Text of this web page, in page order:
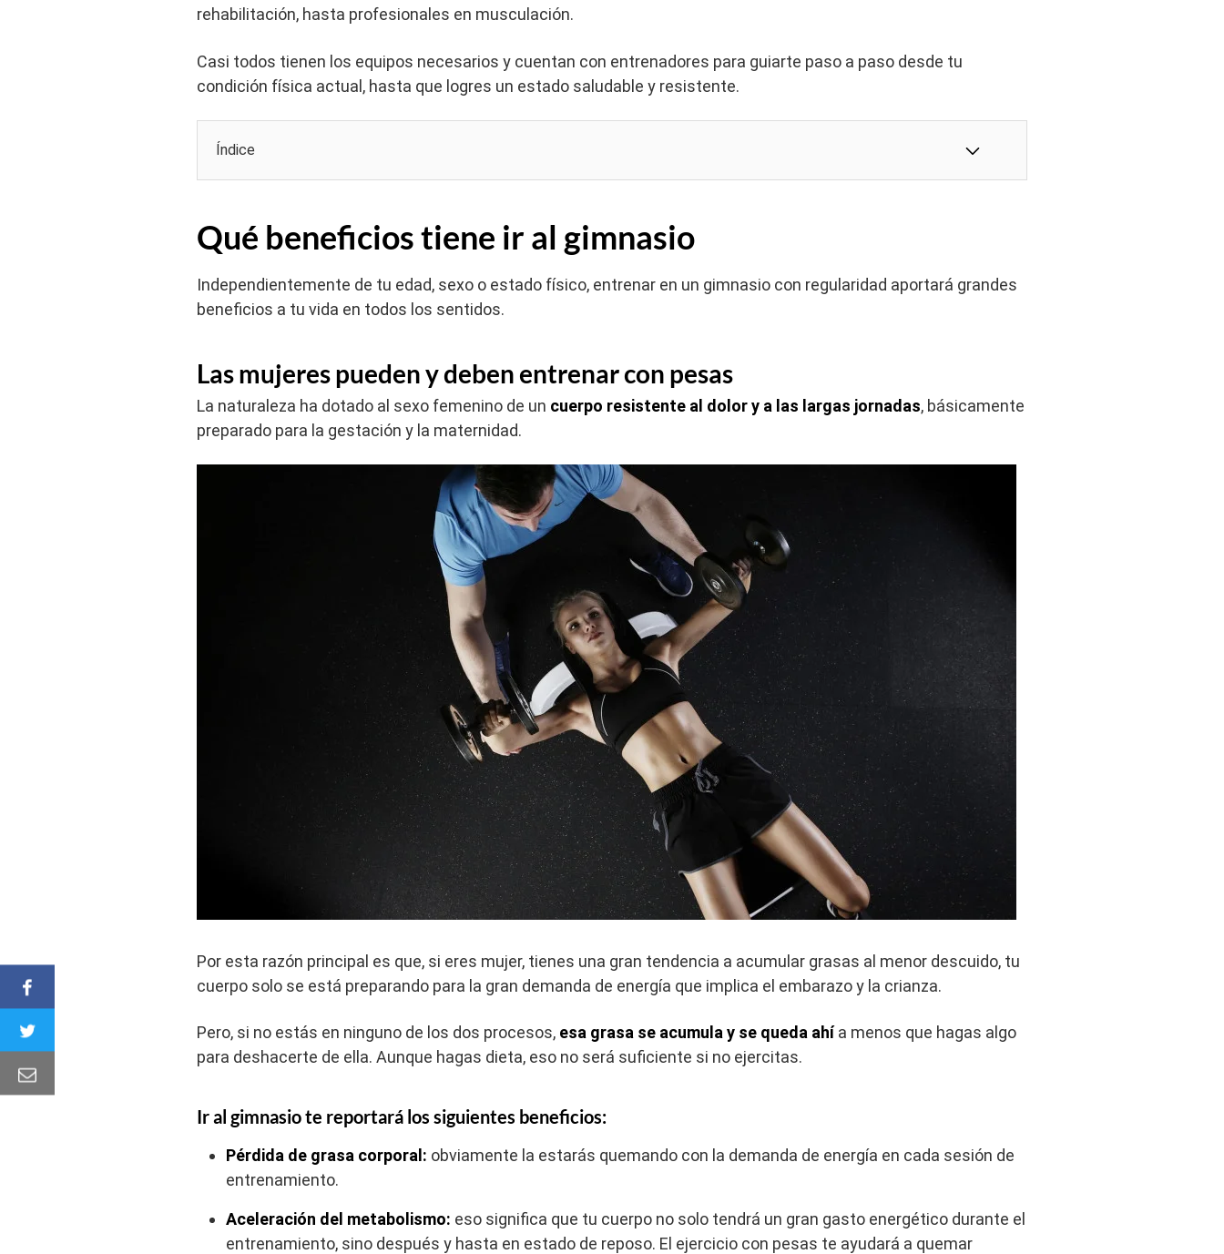
rehabilitación, hasta profesionales en musculación.
Casi todos tienen los equipos necesarios y cuentan con entrenadores para guiarte paso a paso desde tu
condición física actual, hasta que logres un estado saludable y resistente.
Índice
Qué beneficios tiene ir al gimnasio
Independientemente de tu edad, sexo o estado físico, entrenar en un gimnasio con regularidad aportará grandes
beneficios a tu vida en todos los sentidos.
Las mujeres pueden y deben entrenar con pesas
La naturaleza ha dotado al sexo femenino de un cuerpo resistente al dolor y a las largas jornadas, básicamente
preparado para la gestación y la maternidad.
Por esta razón principal es que, si eres mujer, tienes una gran tendencia a acumular grasas al menor descuido, tu
cuerpo solo se está preparando para la gran demanda de energía que implica el embarazo y la crianza.
Pero, si no estás en ninguno de los dos procesos, esa grasa se acumula y se queda ahía menos que hagas algo
para deshacerte de ella. Aunque hagas dieta, eso no será suficiente si no ejercitas.
Ir al gimnasio te reportará los siguientes beneficios:
Pérdida de grasa corporal: obviamente la estarás quemando con la demanda de energía en cada sesión de
entrenamiento.
Aceleración del metabolismo: eso significa que tu cuerpo no solo tendrá un gran gasto energético durante el
entrenamiento, sino después y hasta en estado de reposo. El ejercicio con pesas te ayudará a quemar